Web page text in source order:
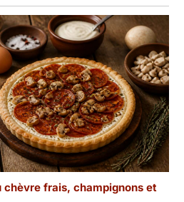
chèvre frais, champignons et